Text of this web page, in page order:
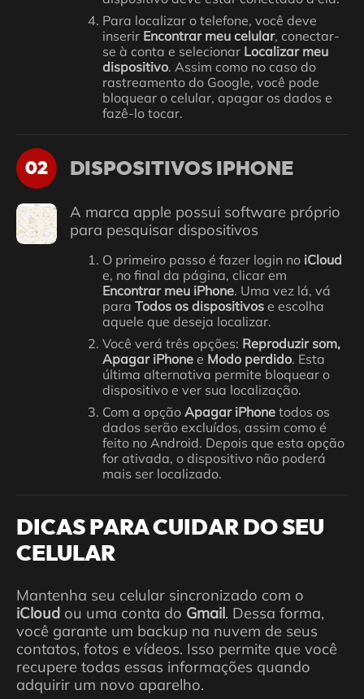
Para localizar o telefone, você deve
inserir Encontrar meu celular, conectar-
se à conta e selecionar Localizar meu
dispositivo. Assim como no caso do
rastreamento do Google, você pode
bloquear o celular, apagar os dados e
fazê-lo tocar.
02 DISPOSITIVOS IPHONE
A marca apple possui software próprio
para pesquisar dispositivos
O primeiro passo é fazer login no iCloud
e, no final da página, clicar em
Encontrar meu iPhone. Uma vez lá, vá
para Todos os dispositivos e escolha
aquele que deseja localizar.
Você verá três opções: Reproduzir som,
Apagar iPhone e Modo perdido. Esta
última alternativa permite bloquear o
dispositivo e ver sua localização.
Com a opção Apagar iPhone todos os
dados serão excluídos, assim como é
feito no Android. Depois que esta opção
for ativada, o dispositivo não poderá
mais ser localizado.
DICAS PARA CUIDAR DO SEU
CELULAR
Mantenha seu celular sincronizado com o
iCloud ou uma conta do Gmail. Dessa forma,
você garante um backup na nuvem de seus
contatos, fotos e vídeos. Isso permite que você
recupere todas essas informações quando
adquirir um novo aparelho.